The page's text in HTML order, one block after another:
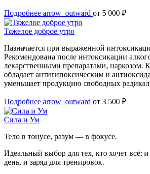
Подробнее arrow_outward от 5 000 ₽
Тяжелое доброе утро
Назначается при выраженной
Рекомендована после интоксикации
лекарственными препаратами, наркозом.
обладает антигипоксическим и
уменьшает продукцию свободных
Подробнее arrow_outward от 3 500 ₽
Сила и Ум
Тело в тонусе, разум — в фокусе.
Идеальный выбор для тех, кто хочет всё:
день, и заряд для тренировок.